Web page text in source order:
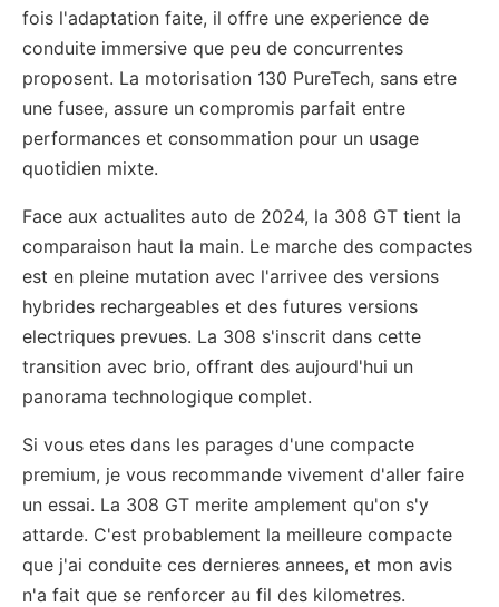
fois l'adaptation faite, il offre une experience de
conduite immersive que peu de concurrentes
proposent. La motorisation 130 PureTech, sans etre
une fusee, assure un compromis parfait entre
performances et consommation pour un usage
quotidien mixte.
Face aux actualites auto de 2024, la 308 GT tient la
comparaison haut la main. Le marche des compactes
est en pleine mutation avec l'arrivee des versions
hybrides rechargeables et des futures versions
electriques prevues. La 308 s'inscrit dans cette
transition avec brio, offrant des aujourd'hui un
panorama technologique complet.
Si vous etes dans les parages d'une compacte
premium, je vous recommande vivement d'aller faire
un essai. La 308 GT merite amplement qu'on s'y
attarde. C'est probablement la meilleure compacte
que j'ai conduite ces dernieres annees, et mon avis
n'a fait que se renforcer au fil des kilometres.